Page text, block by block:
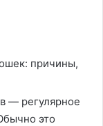
— регулярное
это